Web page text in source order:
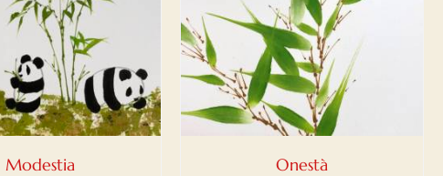
Modestia
AL CARRELLO
DETTAGLI
Onestà